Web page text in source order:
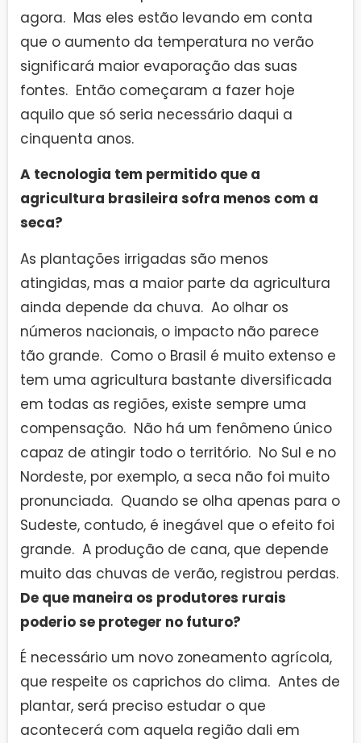
agora. Mas eles estão levando em conta
que o aumento da temperatura no verão
significará maior evaporação das suas
fontes. Então começaram a fazer hoje
aquilo que só seria necessário daqui a
cinquenta anos.
A tecnologia tem permitido que a
agricultura brasileira sofra menos com a
seca?
As plantações irrigadas são menos
atingidas, mas a maior parte da agricultura
ainda depende da chuva. Ao olhar os
números nacionais, o impacto não parece
tão grande. Como o Brasil é muito extenso e
tem uma agricultura bastante diversificada
em todas as regiões, existe sempre uma
compensação. Não há um fenômeno único
capaz de atingir todo o território. No Sul e no
Nordeste, por exemplo, a seca não foi muito
pronunciada. Quando se olha apenas para o
Sudeste, contudo, é inegável que o efeito foi
grande. A produção de cana, que depende
muito das chuvas de verão, registrou perdas.
De que maneira os produtores rurais
poderio se proteger no futuro?
É necessário um novo zoneamento agrícola,
que respeite os caprichos do clima. Antes de
plantar, será preciso estudar o que
acontecerá com aquela região dali em